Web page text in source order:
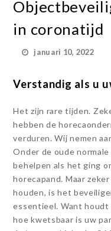
in coronatijd
januari 10, 2022
Verstandig als u
Het zijn rare tijden.
hebben de
verduren. Wij nemen
Onder de oude
behelpen als het ging
horecapand. Maar
houden, is het
essentieel. Want houdt
hoe kwetsbaar is uw